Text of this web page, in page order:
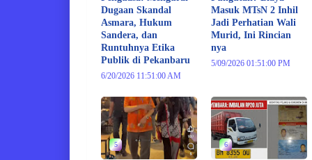
Dugaan Skandal
Asmara, Hukum
Sandera, dan
Runtuhnya Etika
Publik di Pekanbaru
6/20/2026 11:51:00 AM
Masuk MTsN 2 Inhil
Jadi Perhatian Wali
Murid, Ini Rincian
nya
5/09/2026 01:51:00 PM
5 6